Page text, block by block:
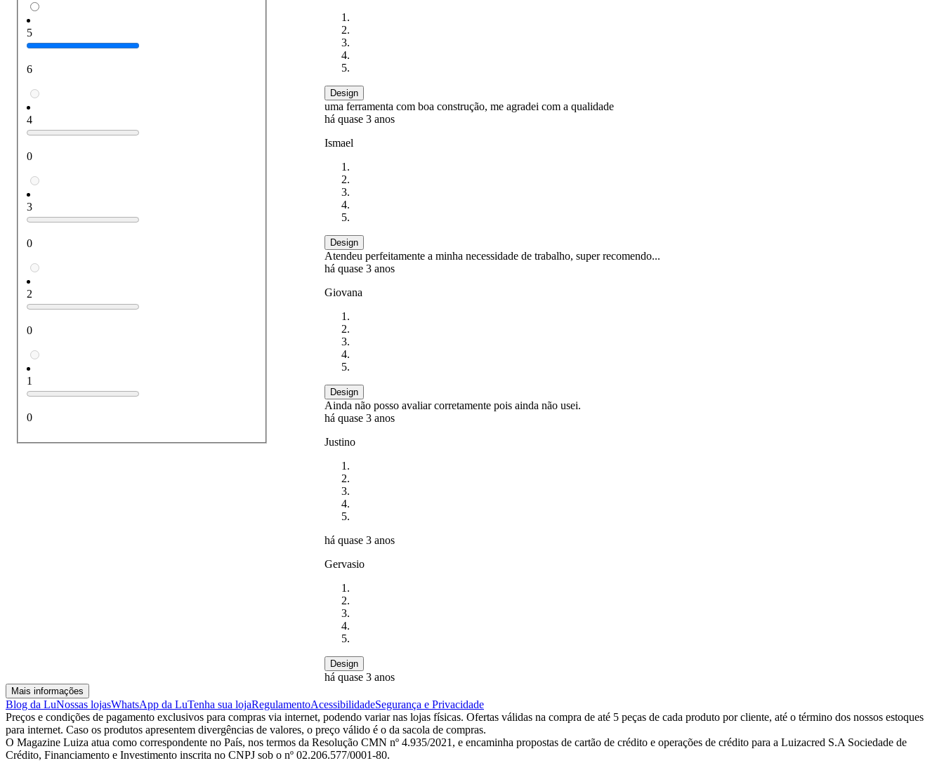
5
6
4
0
3
0
2
0
1
0
Design
uma ferramenta com boa construção, me agradei com a qualidade
há quase 3 anos
Ismael
Design
Atendeu perfeitamente a minha necessidade de trabalho, super recomendo...
há quase 3 anos
Giovana
Design
Ainda não posso avaliar corretamente pois ainda não usei.
há quase 3 anos
Justino
há quase 3 anos
Gervasio
Design
há quase 3 anos
Mais informações
Blog da LuNossas lojasWhatsApp da LuTenha sua lojaRegulamentoAcessibilidadeSegurança e Privacidade
Preços e condições de pagamento exclusivos para compras via internet, podendo variar nas lojas físicas. Ofertas válidas na compra de até 5 peças de cada produto por cliente, até o término dos nossos estoques
para internet. Caso os produtos apresentem divergências de valores, o preço válido é o da sacola de compras.
O Magazine Luiza atua como correspondente no País, nos termos da Resolução CMN nº 4.935/2021, e encaminha propostas de cartão de crédito e operações de crédito para a Luizacred S.A Sociedade de
Crédito, Financiamento e Investimento inscrita no CNPJ sob o nº 02.206.577/0001-80.